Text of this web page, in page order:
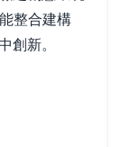
整合建構
新。